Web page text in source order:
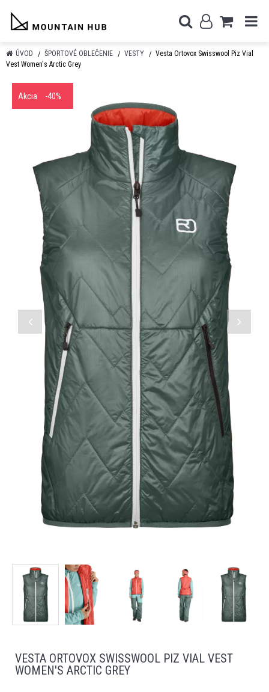
ÚVOD ŠPORTOVÉ OBLEČENIE VESTY
Vesta Ortovox Swisswool Piz Vial
Vest Women's Arctic Grey
Akcia -40%
VESTA ORTOVOX SWISSWOOL PIZ VIAL VEST
WOMEN'S ARCTIC GREY